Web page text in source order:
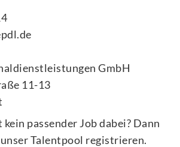
GmbH
11-13
passender Job dabei? Dann
Talentpool registrieren.